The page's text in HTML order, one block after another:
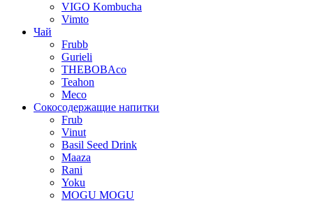
VIGO Kombucha
Vimto
Чай
Frubb
Gurieli
THEBOBAco
Teahon
Meco
Сокосодержащие напитки
Frub
Vinut
Basil Seed Drink
Maaza
Rani
Yoku
MOGU MOGU